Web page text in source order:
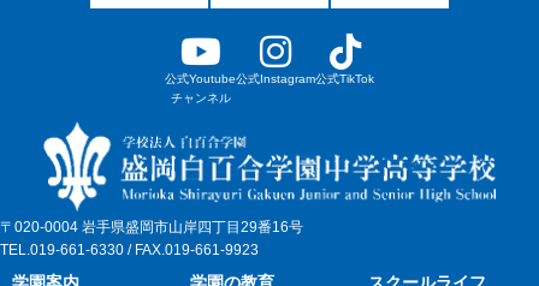
公式Youtube
チャンネル
公式Instagram公式TikTok
〒020-0004 岩手県盛岡市山岸四丁目29番16号
TEL.019-661-6330 / FAX.019-661-9923